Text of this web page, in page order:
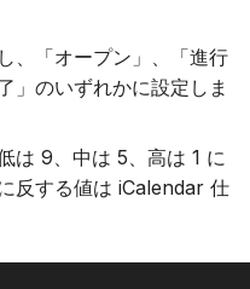
、「オープン」、「進行
」のいずれかに設定しま
は 9、中は 5、高は 1 に
反する値は iCalendar 仕